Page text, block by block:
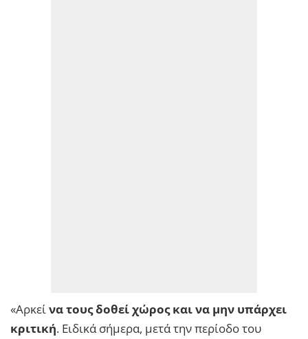
«Αρκείνα τους δοθεί χώρος και να μην υπάρχει
κριτική. Ειδικά σήμερα, μετά την περίοδο του